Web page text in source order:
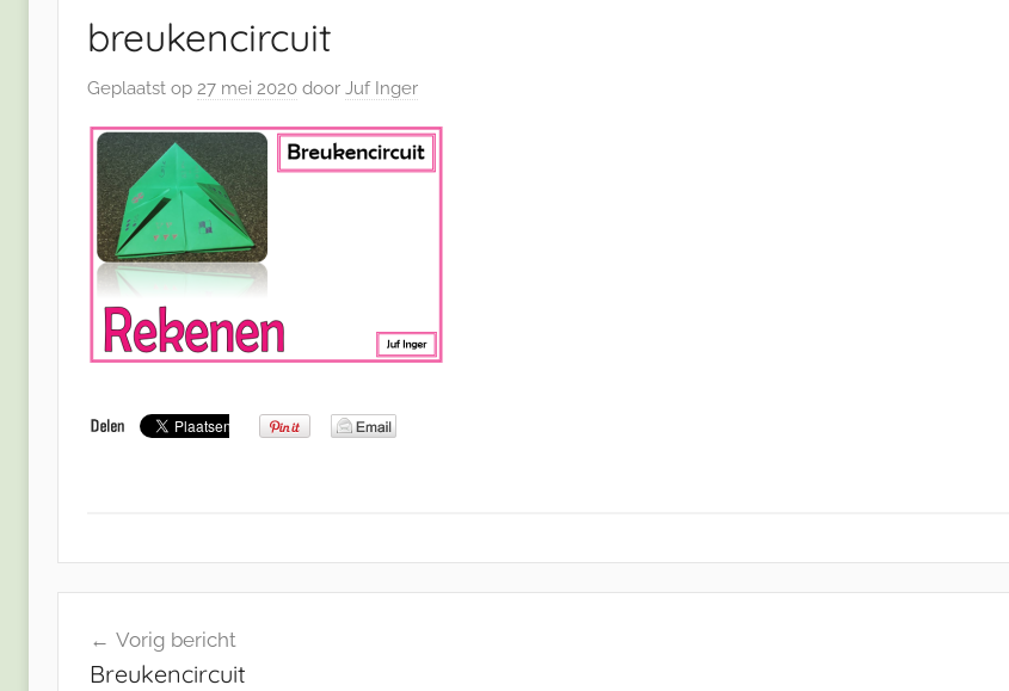
breukencircuit
Geplaatst op 27 mei 2020 door Juf Inger
navigatie
Vorig bericht
Breukencircuit